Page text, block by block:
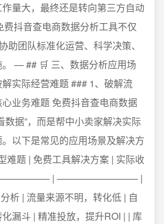
量大，最终还是转向第三方自动
费抖音查电商数据分析工具不仅
助团队标准化运营、科学决策、
— ## 🛒 三、数据分析应用场
实际经营难题 ### 1、破解流
业务难题 免费抖音查电商数据
数据”，而是帮中小卖家解决实际
以下是常见的应用场景及解决方
难题 | 免费工具解决方案 | 实际收
| ————————– |
| 流量来源不明，转化低 | 自
漏斗 | 精准投放，提升ROI | | 库